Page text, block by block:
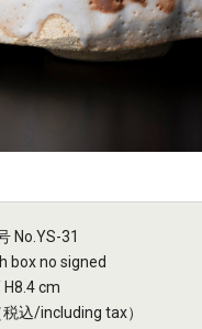
No.YS-31
box no signed
cm
込/including tax）